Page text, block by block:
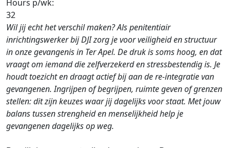
Hours p/wk:
32
Wil jij echt het verschil maken? Als penitentiair
inrichtingswerker bij DJI zorg je voor veiligheid en structuur
in onze gevangenis in Ter Apel. De druk is soms hoog, en dat
vraagt om iemand die zelfverzekerd en stressbestendig is. Je
houdt toezicht en draagt actief bij aan de re-integratie van
gevangenen. Ingrijpen of begrijpen, ruimte geven of grenzen
stellen: dit zijn keuzes waar jij dagelijks voor staat. Met jouw
balans tussen strengheid en menselijkheid help je
gevangenen dagelijks op weg.